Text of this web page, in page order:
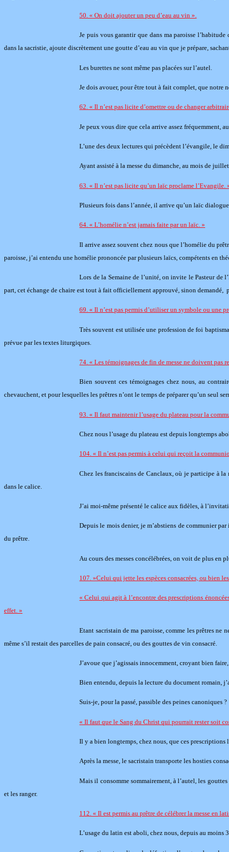
50. « On doit ajouter un peu d’eau au vin ».
Je puis vous garantir que dans ma paroisse
dans la sacristie, ajoute discrètement une goutte d’eau au vin que je prépare,
Les burettes ne sont même pas placées sur l’autel.
Je dois avouer, pour être tout à fait complet, que notre
62. « Il n’est pas licite d’omettre ou de changer
Je peux vous dire que cela arrive assez fréquemment,
L’une des deux lectures qui précèdent l’évangile, le
Ayant assisté à la messe du dimanche, au mois de
63. « Il n’est pas licite qu’un laïc proclame l’Evangile.
Plusieurs fois dans l’année, il arrive qu’un laïc
64. « L’homélie n’est jamais faite par un laïc. »
Il arrive assez souvent chez nous que l’homélie du
paroisse, j’ai entendu une homélie prononcée par plusieurs laïcs, compétents en
Lors de la Semaine de l’unité, on invite le Pasteur de
part, cet échange de chaire est tout à fait officiellement approuvé, sinon demandé,
69. « Il n’est pas permis d’utiliser un symbole ou une
Très souvent est utilisée une profession de foi
prévue par les textes liturgiques.
74. « Les témoignages de fin de messe ne doivent pas
Bien souvent ces témoignages chez nous, au
chevauchent, et pour lesquelles les prêtres n’ont le temps de préparer qu’un seul
93. « Il faut maintenir l’usage du plateau pour la
Chez nous l’usage du plateau est depuis longtemps
104. « Il n’est pas permis à celui qui reçoit la
Chez les franciscains de Canclaux, où je participe à
dans le calice.
J’ai moi-même présenté le calice aux fidèles, à
Depuis le mois denier, je m’abstiens de communier
du prêtre.
Au cours des messes concélébrées, on voit de plus en
107. »Celui qui jette les espèces consacrées, ou bien
« Celui qui agit à l’encontre des prescriptions
effet. »
Etant sacristain de ma paroisse, comme les prêtres ne
même s’il restait des parcelles de pain consacré, ou des gouttes de vin consacré.
J’avoue que j’agissais innocemment, croyant bien
Bien entendu, depuis la lecture du document romain,
Suis-je, pour la passé, passible des peines canoniques ?
« Il faut que le Sang du Christ qui pourrait rester soit
Il y a bien longtemps, chez nous, que ces prescriptions
Après la messe, le sacristain transporte les hosties
Mais il consomme sommairement, à l’autel, les
et les ranger.
112. « Il est permis au prêtre de célébrer la messe en
L’usage du latin est aboli, chez nous, depuis au moins